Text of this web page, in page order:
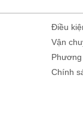
Điều
Vận
Chính